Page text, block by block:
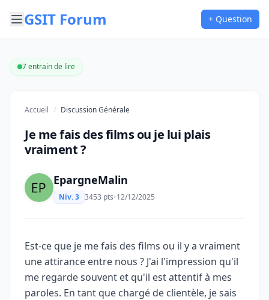
GSIT Forum + Question
7 entrain de lire
Accueil / Discussion Générale
Je me fais des films ou je lui plais
vraiment ?
EpargneMalin
Niv. 3 3453 pts•12/12/2025
Est-ce que je me fais des films ou il y a vraiment
une attirance entre nous ? J'ai l'impression qu'il
me regarde souvent et qu'il est attentif à mes
paroles. En tant que chargé de clientèle, je sais